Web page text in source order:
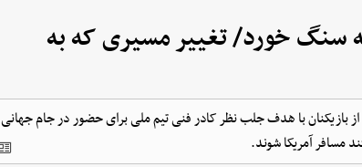
سنگ خورد/ تغییر مسیری که به
بازیکنان با هدف جلب نظر کادر فنی تیم ملی برای حضور در جام جهانی